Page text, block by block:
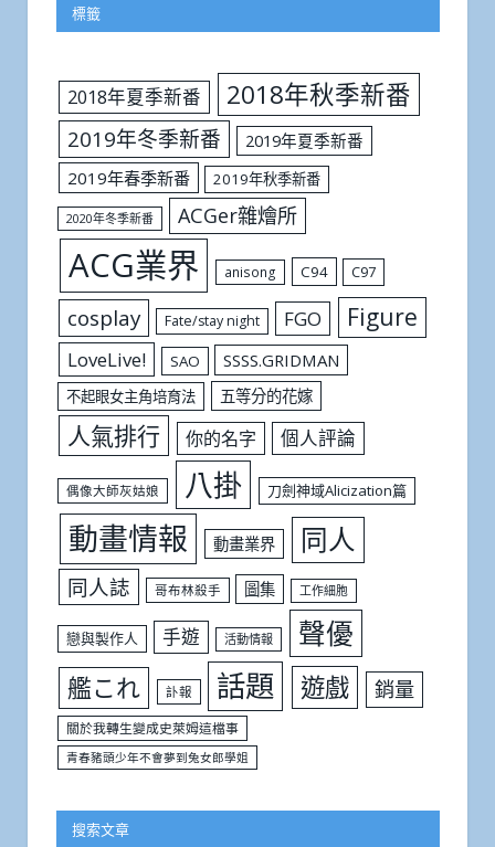
標籤
2018年夏季新番 2018年秋季新番
2019年冬季新番
2019年夏季新番
2019年春季新番
2019年秋季新番
2020年冬季新番 ACGer雜燴所
ACG業界 anisong C94 C97
cosplay Fate/stay night FGO Figure
LoveLive! SAO SSSS.GRIDMAN
不起眼女主角培育法 五等分的花嫁
人氣排行 你的名字 個人評論
偶像大師灰姑娘 八掛 刀劍神域Alicization篇
動畫情報 動畫業界 同人
同人誌 哥布林殺手 圖集 工作細胞
戀與製作人 手遊 活動情報 聲優
艦これ 訃報 話題 遊戲 銷量
關於我轉生變成史萊姆這檔事
青春豬頭少年不會夢到兔女郎學姐
搜索文章